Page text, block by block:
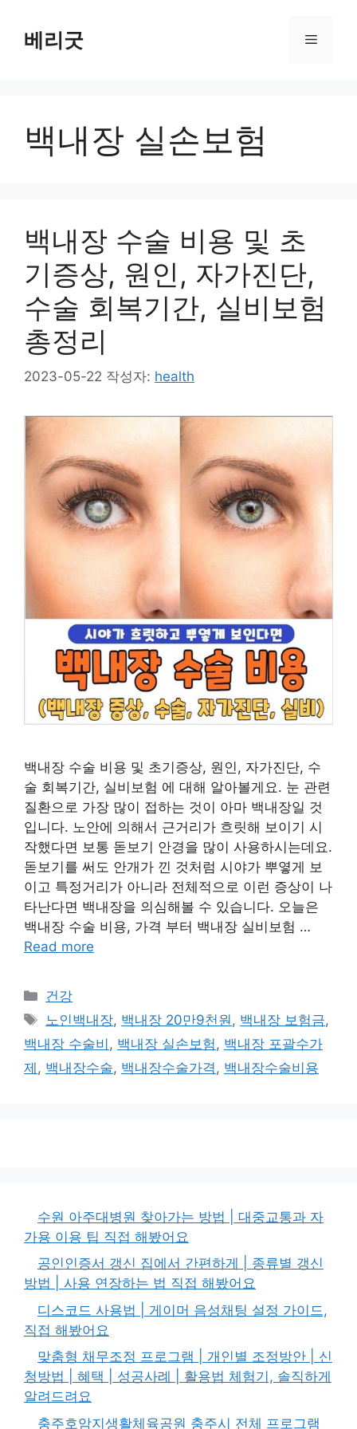
베리굿 메
백내장 실손보험
백내장 수술 비용 및 초
기증상, 원인, 자가진단,
수술 회복기간, 실비보험
총정리
2023-05-22 작성자: health
백내장 수술 비용 및 초기증상, 원인, 자가진단, 수
술 회복기간, 실비보험 에 대해 알아볼게요. 눈 관련
질환으로 가장 많이 접하는 것이 아마 백내장일 것
입니다. 노안에 의해서 근거리가 흐릿해 보이기 시
작했다면 보통 돋보기 안경을 많이 사용하시는데요.
돋보기를 써도 안개가 낀 것처럼 시야가 뿌옇게 보
이고 특정거리가 아니라 전체적으로 이런 증상이 나
타난다면 백내장을 의심해볼 수 있습니다. 오늘은
백내장 수술 비용, 가격 부터 백내장 실비보험 …
Read more
카
테
리
건강
태
그
노인백내장, 백내장 20만9천원 , 백내장 보험금,
백내장 수술비 , 백내장 실손보험 , 백내장 포괄수가
제 , 백내장수술, 백내장수술가격 , 백내장수술비용
수원 아주대병원 찾아가는 방법 | 대중교통과 자
가용 이용 팁 직접 해봤어요
공인인증서 갱신 집에서 간편하게 | 종류별 갱신
방법 | 사용 연장하는 법 직접 해봤어요
디스코드 사용법 | 게이머 음성채팅 설정 가이드,
직접 해봤어요
맞춤형 채무조정 프로그램 | 개인별 조정방안 | 신
청방법 | 혜택 | 성공사례 | 활용법 체험기, 솔직하게
알려드려요
충주호암지생활체육공원 충주시 전체 프로그램